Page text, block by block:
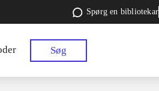
Spørg en bibliotekar
Søg